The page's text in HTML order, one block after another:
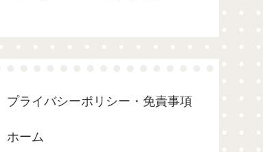
プライバシーポリシー・免責事項
ホーム